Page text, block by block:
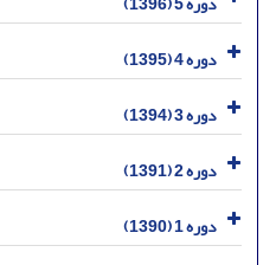
دوره 4 (1395)
دوره 3 (1394)
دوره 2 (1391)
دوره 1 (1390)